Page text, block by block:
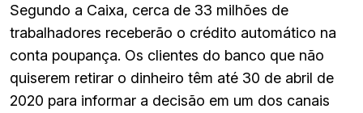
Segundo a Caixa, cerca de 33 milhões de
trabalhadores receberão o crédito automático na
conta poupança. Os clientes do banco que não
quiserem retirar o dinheiro têm até 30 de abril de
2020 para informar a decisão em um dos canais